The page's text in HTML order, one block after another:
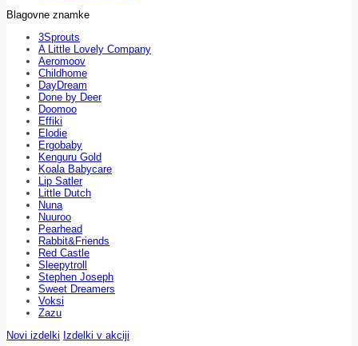
Blagovne znamke
3Sprouts
A Little Lovely Company
Aeromoov
Childhome
DayDream
Done by Deer
Doomoo
Effiki
Elodie
Ergobaby
Kenguru Gold
Koala Babycare
Lip Satler
Little Dutch
Nuna
Nuuroo
Pearhead
Rabbit&Friends
Red Castle
Sleepytroll
Stephen Joseph
Sweet Dreamers
Voksi
Zazu
Novi izdelki Izdelki v akciji